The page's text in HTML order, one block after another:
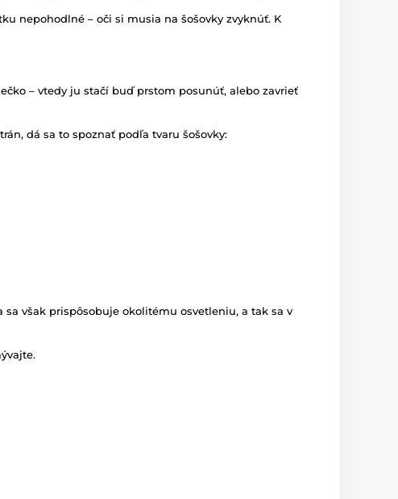
nepohodlné – oči si musia na šošovky zvyknúť. K
– vtedy ju stačí buď prstom posunúť, alebo zavrieť
dá sa to spoznať podľa tvaru šošovky:
však prispôsobuje okolitému osvetleniu, a tak sa v